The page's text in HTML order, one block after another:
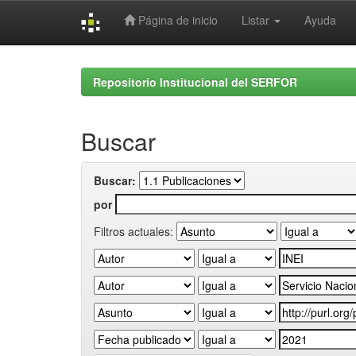
Página de inicio Listar Ayuda
Repositorio Institucional del SERFOR
Buscar
Buscar:
por
Filtros actuales: